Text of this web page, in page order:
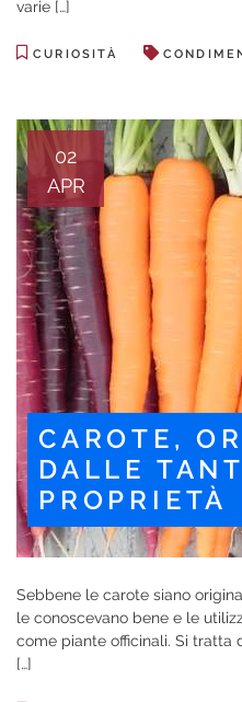
varie […]
CURIOSITÀ
02
APR
CAROTE,
DALLE
PROPRIETÀ
Sebbene le carote siano
le conoscevano bene e le
come piante officinali. Si tratta
[…]